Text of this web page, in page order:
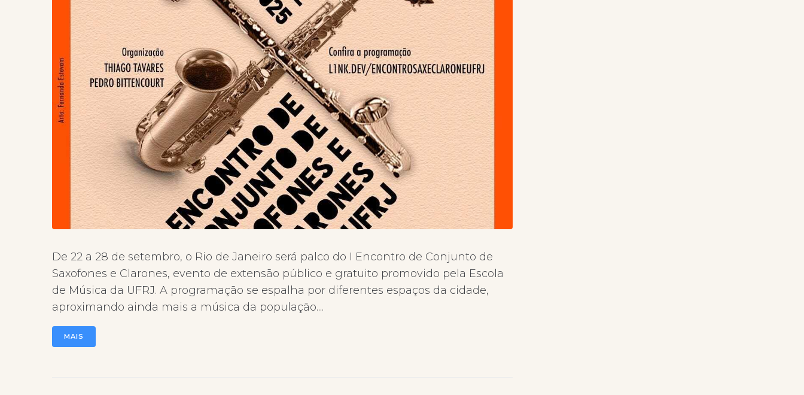
De 22 a 28 de setembro, o Rio de Janeiro será palco do I Encontro de Conjunto de
Saxofones e Clarones, evento de extensão público e gratuito promovido pela Escola
de Música da UFRJ. A programação se espalha por diferentes espaços da cidade,
aproximando ainda mais a música da população....
MAIS